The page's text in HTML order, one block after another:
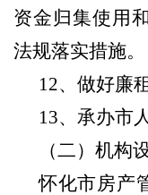
资金归集使用
法规落实措施。
12、做好廉
13、承办市
（二）机构
怀化市房产